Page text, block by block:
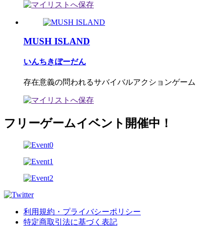
MUSH ISLAND
いんちきぼーだん
存在意義の問われるサバイバルアクションゲーム
フリーゲームイベント開催中！
利用規約・プライバシーポリシー
特定商取引法に基づく表記